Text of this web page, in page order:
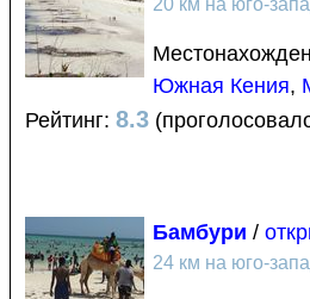
20 км на юго-
Южная Кения,
Рейтинг: 8.3
Бамбури /
24 км на юго-